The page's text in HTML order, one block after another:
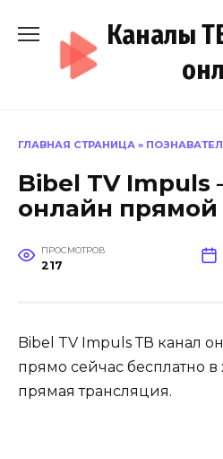
содержанию
Каналы
ГЛАВНАЯ СТРАНИЦА »
Bibel TV Impuls
онлайн
ПРОСМОТРОВ
217
Bibel TV Impuls ТВ канал
прямо сейчас бесплатно
прямая трансляция.